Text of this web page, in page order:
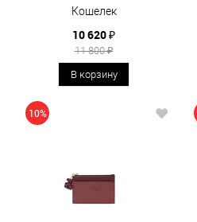
Кошелек
10 620 ₽
11 800 ₽
В корзину
10%